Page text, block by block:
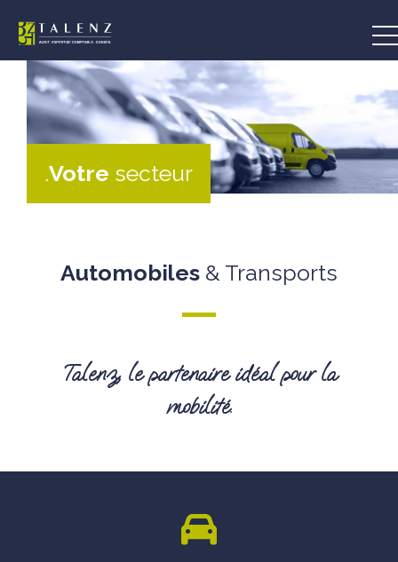
contenu
.Votre secteur
Automobiles & Transports
Talenz, le partenaire idéal pour la
mobilité.